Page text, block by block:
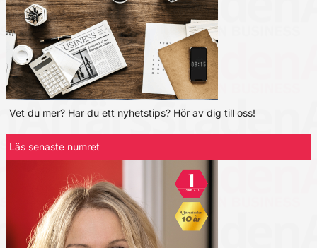
Vet du mer? Har du ett nyhetstips? Hör av dig till oss!
Läs senaste numret